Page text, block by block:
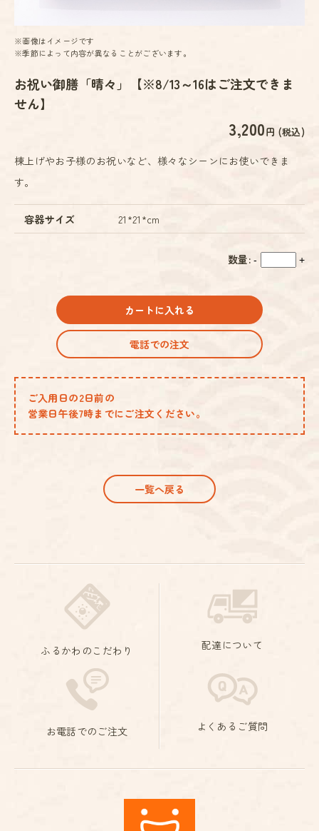
※画像はイメージです
※季節によって内容が異なることがございます。
お祝い御膳「晴々」【※8/13～16はご注文できま
せん】
3,200円 (税込)
棟上げやお子様のお祝いなど、様々なシーンにお使いできま
す。
容器サイズ 21*21*cm
数量: - +
カートに入れる
電話での注文
ご入用日の2日前の
営業日午後7時までにご注文ください。
一覧へ戻る
ふるかわのこだわり 配達について
お電話でのご注文 よくあるご質問